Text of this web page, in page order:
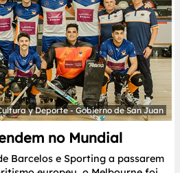
y Deporte - Gobierno de San Juan
no Mundial
Barcelos e Sporting a passarem